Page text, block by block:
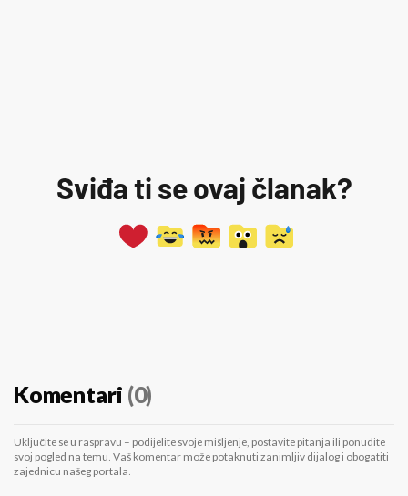
Sviđa ti se ovaj članak?
Komentari (0)
Uključite se u raspravu – podijelite svoje mišljenje, postavite pitanja ili ponudite
svoj pogled na temu. Vaš komentar može potaknuti zanimljiv dijalog i obogatiti
zajednicu našeg portala.